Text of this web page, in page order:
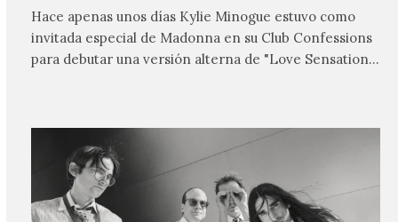
Hace apenas unos días Kylie Minogue estuvo como
invitada especial de Madonna en su Club Confessions
para debutar una versión alterna de "Love Sensation",